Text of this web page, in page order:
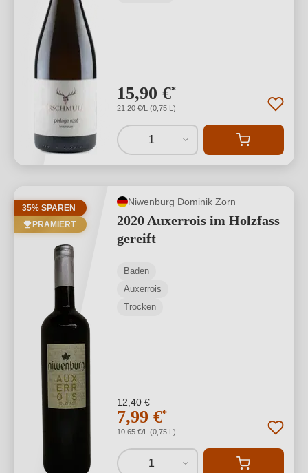
15,90 €*
21,20 €/L (0,75 L)
1
35% SPAREN
PRÄMIERT
Niwenburg Dominik Zorn
2020 Auxerrois im Holzfass
gereift
Baden
Auxerrois
Trocken
12,40 €
7,99 €*
10,65 €/L (0,75 L)
1